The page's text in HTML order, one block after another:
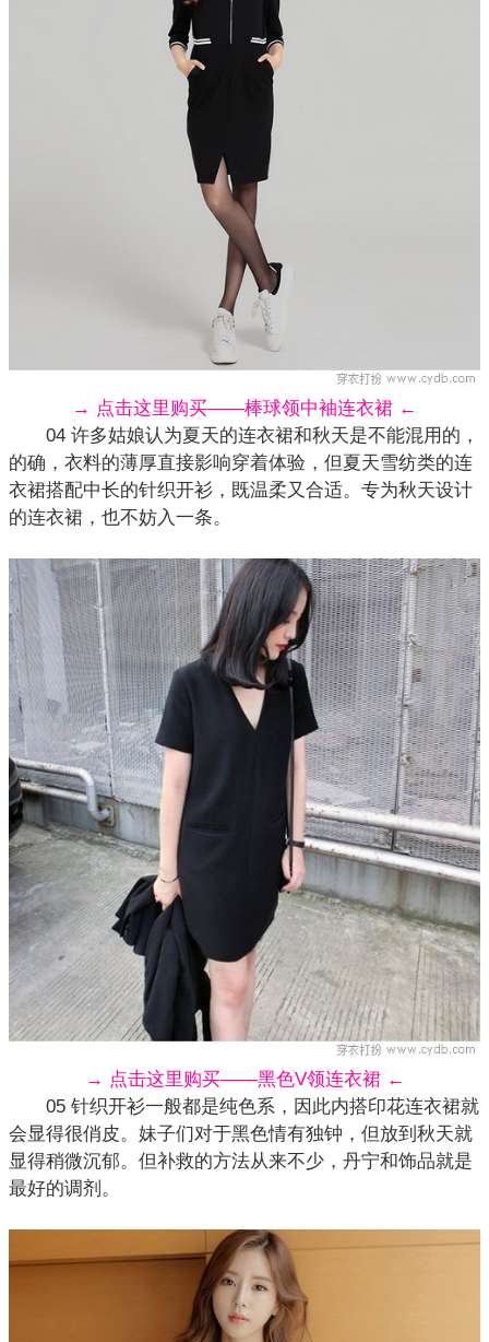
→ 点击这里购买——棒球领中袖连衣裙 ←
04 许多姑娘认为夏天的连衣裙和秋天是不能混用的，
的确，衣料的薄厚直接影响穿着体验，但夏天雪纺类的连
衣裙搭配中长的针织开衫，既温柔又合适。专为秋天设计
的连衣裙，也不妨入一条。
→ 点击这里购买——黑色V领连衣裙 ←
05 针织开衫一般都是纯色系，因此内搭印花连衣裙就
会显得很俏皮。妹子们对于黑色情有独钟，但放到秋天就
显得稍微沉郁。但补救的方法从来不少，丹宁和饰品就是
最好的调剂。